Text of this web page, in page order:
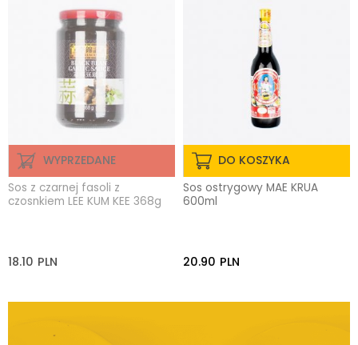
WYPRZEDANE
Sos z czarnej fasoli z
czosnkiem LEE KUM KEE 368g
18.10 PLN
DO KOSZYKA
Sos ostrygowy MAE KRUA
600ml
20.90 PLN